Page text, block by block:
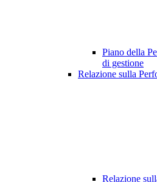
Piano della
di gestione
Relazione sulla
Relazione